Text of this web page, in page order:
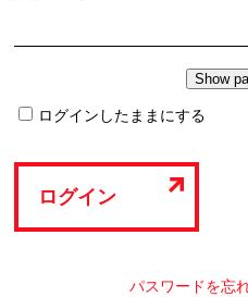
ログインしたままにする
ログイン
パスワードを忘